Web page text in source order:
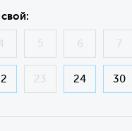
5 6 7
23 24 30